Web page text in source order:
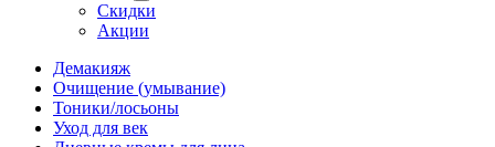
Скидки
Акции
Демакияж
Очищение (умывание)
Тоники/лосьоны
Уход для век